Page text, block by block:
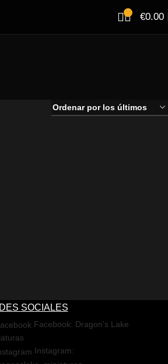
€0.00
SOCIALES
Facebook: Dragon's Lake
Instagram: